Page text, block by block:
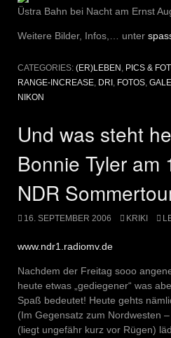
Üstra Bahn bei Nacht am Ernst
Weitere Bilder, Infos,… unter
CATEGORIES: (ER)LEBEN PICS &
RANGE-INCREASE DRI FOTOS
NIKON
Und was steht
Bonnie Tyler am
NDR
16. SEPTEMBER 2006 KRIKI
www.ndr1.radiomv.de
Nachdem der Freitag sooo
heute etwas „gediegener“ was
Spaß bedeutet! Heute gehts
(Im Gegensatz zum Nordwesten
(liegt ungefähr kurz vor Rügen)